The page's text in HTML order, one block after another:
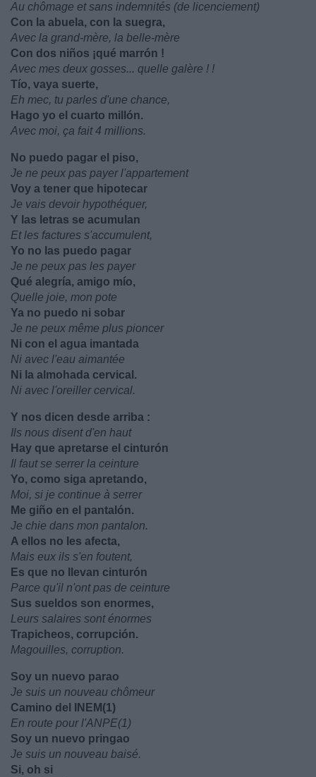
Au chômage et sans indemnités (de licenciement)
Con la abuela, con la suegra,
Avec la grand-mère, la belle-mère
Con dos niños ¡qué marrón !
Avec mes deux gosses... quelle galère ! !
Tío, vaya suerte,
Eh mec, tu parles d'une chance,
Hago yo el cuarto millón.
Avec moi, ça fait 4 millions.
No puedo pagar el piso,
Je ne peux pas payer l'appartement
Voy a tener que hipotecar
Je vais devoir hypothéquer,
Y las letras se acumulan
Et les factures s'accumulent,
Yo no las puedo pagar
Je ne peux pas les payer
Qué alegría, amigo mío,
Quelle joie, mon pote
Ya no puedo ni sobar
Je ne peux même plus pioncer
Ni con el agua imantada
Ni avec l'eau aimantée
Ni la almohada cervical.
Ni avec l'oreiller cervical.
Y nos dicen desde arriba :
Ils nous disent d'en haut
Hay que apretarse el cinturón
Il faut se serrer la ceinture
Yo, como siga apretando,
Moi, si je continue à serrer
Me giño en el pantalón.
Je chie dans mon pantalon.
A ellos no les afecta,
Mais eux ils s'en foutent,
Es que no llevan cinturón
Parce qu'il n'ont pas de ceinture
Sus sueldos son enormes,
Leurs salaires sont énormes
Trapicheos, corrupción.
Magouilles, corruption.
Soy un nuevo parao
Je suis un nouveau chômeur
Camino del INEM(1)
En route pour l'ANPE(1)
Soy un nuevo pringao
Je suis un nouveau baisé.
Si, oh si